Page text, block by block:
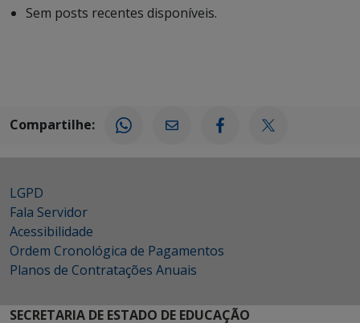
Sem posts recentes disponíveis.
Compartilhe:
LGPD
Fala Servidor
Acessibilidade
Ordem Cronológica de Pagamentos
Planos de Contratações Anuais
SECRETARIA DE ESTADO DE EDUCAÇÃO